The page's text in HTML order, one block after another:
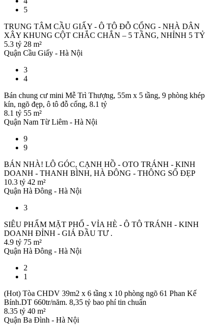
5
TRUNG TÂM CẦU GIẤY - Ô TÔ ĐỖ CỔNG - NHÀ DÂN
XÂY KHUNG CỘT CHẮC CHẮN – 5 TẦNG, NHỈNH 5 TỶ
5.3 tỷ 28 m²
Quận Cầu Giấy - Hà Nội
3
4
Bán chung cư mini Mễ Trì Thượng, 55m x 5 tầng, 9 phòng khép
kín, ngõ đẹp, ô tô đỗ cổng, 8.1 tỷ
8.1 tỷ 55 m²
Quận Nam Từ Liêm - Hà Nội
9
9
BÁN NHÀ! LÔ GÓC, CẠNH HỒ - OTO TRÁNH - KINH
DOANH - THANH BÌNH, HÀ ĐÔNG - THÔNG SỐ ĐẸP
10.3 tỷ 42 m²
Quận Hà Đông - Hà Nội
3
SIÊU PHẨM MẶT PHỐ - VỈA HÈ - Ô TÔ TRÁNH - KINH
DOANH ĐỈNH - GIÁ ĐẦU TƯ .
4.9 tỷ 75 m²
Quận Hà Đông - Hà Nội
2
1
(Hot) Tòa CHDV 39m2 x 6 tầng x 10 phòng ngõ 61 Phan Kế
Bính.DT 660tr/năm. 8,35 tỷ bao phí tin chuẩn
8.35 tỷ 40 m²
Quận Ba Đình - Hà Nội